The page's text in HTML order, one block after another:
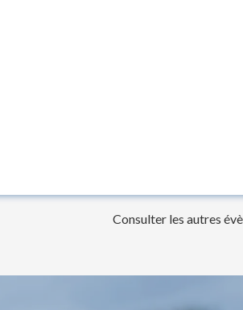
Consulter les autres